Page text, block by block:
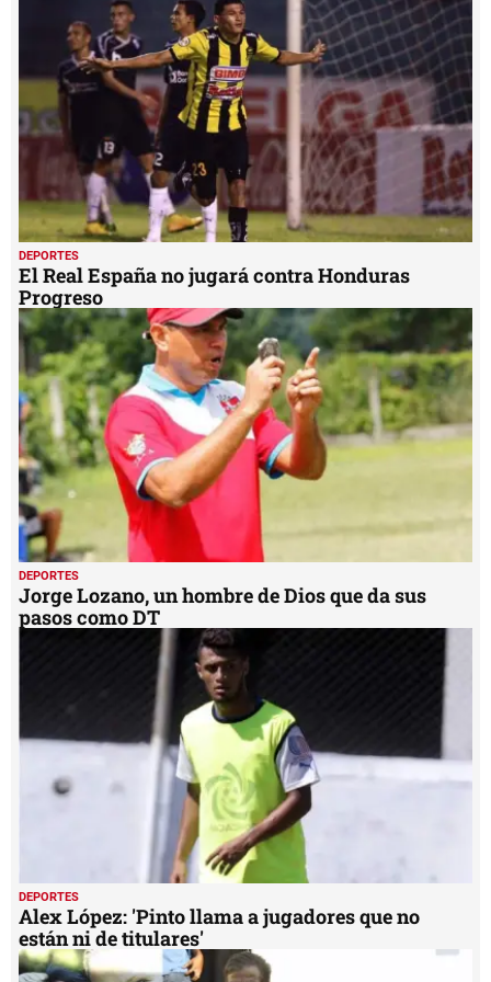
DEPORTES
El Real España no jugará contra Honduras
Progreso
DEPORTES
Jorge Lozano, un hombre de Dios que da sus
pasos como DT
DEPORTES
Alex López: 'Pinto llama a jugadores que no
están ni de titulares'